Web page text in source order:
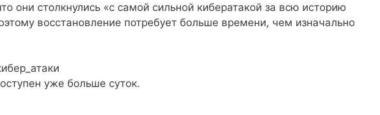
они столкнулись «с самой сильной кибератакой за всю историю
восстановление потребует больше времени, чем изначально